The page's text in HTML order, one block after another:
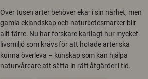
Över tusen arter behöver ekar i sin närhet, men
gamla eklandskap och naturbetesmarker blir
allt färre. Nu har forskare kartlagt hur mycket
livsmiljö som krävs för att hotade arter ska
kunna överleva – kunskap som kan hjälpa
naturvårdare att sätta in rätt åtgärder i tid.